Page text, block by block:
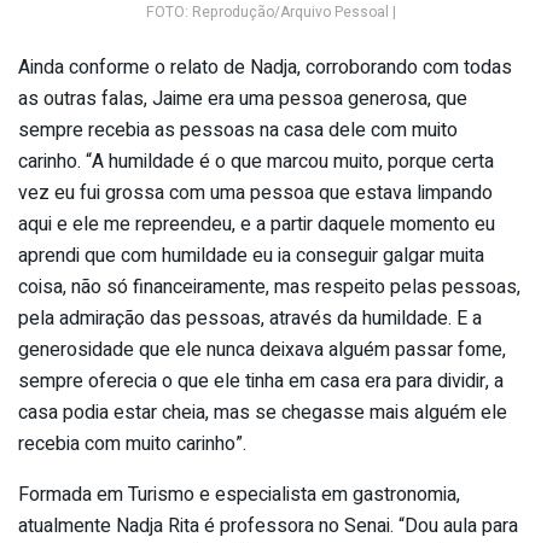
FOTO: Reprodução/Arquivo Pessoal |
Ainda conforme o relato de Nadja, corroborando com todas
as outras falas, Jaime era uma pessoa generosa, que
sempre recebia as pessoas na casa dele com muito
carinho. “A humildade é o que marcou muito, porque certa
vez eu fui grossa com uma pessoa que estava limpando
aqui e ele me repreendeu, e a partir daquele momento eu
aprendi que com humildade eu ia conseguir galgar muita
coisa, não só financeiramente, mas respeito pelas pessoas,
pela admiração das pessoas, através da humildade. E a
generosidade que ele nunca deixava alguém passar fome,
sempre oferecia o que ele tinha em casa era para dividir, a
casa podia estar cheia, mas se chegasse mais alguém ele
recebia com muito carinho”.
Formada em Turismo e especialista em gastronomia,
atualmente Nadja Rita é professora no Senai. “Dou aula para